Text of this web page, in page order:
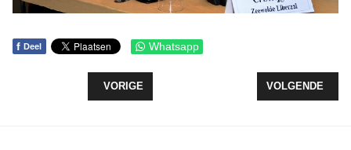
f Deel Whatsapp
VORIG ARTIKEL: CHRISTENUNIE ZEEWOLDE
VORIGE VOLGENDE
VOLGENDE